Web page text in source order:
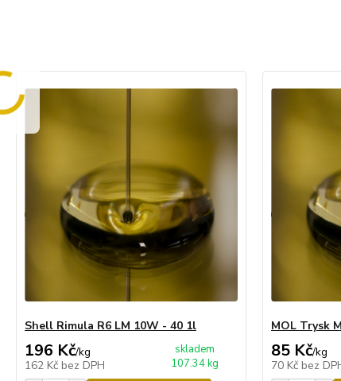
Shell Rimula R6 LM 10W - 40 1l
196 Kč/kg
162 Kč bez DPH
skladem
107.34 kg
MOL Trysk
85 Kč/kg
70 Kč bez